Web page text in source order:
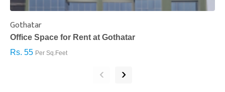
Gothatar
Office Space for Rent at Gothatar
Rs. 55 Per Sq.Feet
‹ ›